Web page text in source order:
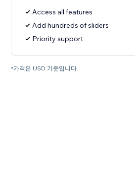
Access all features
Add hundreds of sliders
Priority support
*가격은 USD 기준입니다.